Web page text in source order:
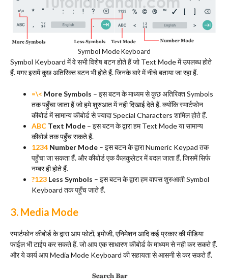
Symbol Mode Keyboard
Symbol Keyboard में वे सभी विशेष बटन होते हैं जो Text Mode में उपलब्ध होते
हैं. मगर इसमें कुछ अतिरिक्त बटन भी होते हैं. जिनके बारे में नीचे बताया जा रहा हैं.
=\< More Symbols – इस बटन के माध्यम से कुछ अतिरिक्त Symbols
तक पहुँचा जाता हैं जो हमे शुरुआत में नही दिखाई देते हैं. क्योंकि स्मार्टफोन
कीबोर्ड में सामान्य कीबोर्ड से ज्यादा Special Characters शामिल होते हैं.
ABC Text Mode – इस बटन के द्वारा हम Text Mode या सामान्य
कीबोर्ड तक पहुँच सकते हैं.
1234 Number Mode – इस बटन के द्वारा Numeric Keypad तक
पहुँचा जा सकता हैं. और कीबोर्ड एक कैलकुलेटर में बदल जाता हैं. जिसमें सिर्फ
नम्बर ही होते हैं.
?123 Less Symbols – इस बटन के द्वारा हम वापस शुरुआती Symbol
Keyboard तक पहुँच जाते हैं.
3. Media Mode
स्मार्टफोन कीबोर्ड के द्वारा आप फोटों, इमोजी, एनिमेशन आदि कई प्रकार की मीडिया
फाईल भी टाईप कर सकते हैं. जो आप एक साधारण कीबोर्ड के माध्यम से नही कर सकते हैं.
और ये कार्य आप Media Mode Keyboard की सहायता से आसनी से कर सकते हैं.